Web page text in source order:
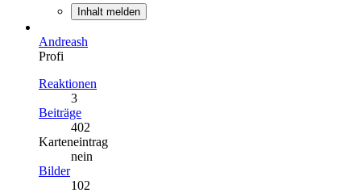
Inhalt melden
Andreash
Profi
Reaktionen
3
Beiträge
402
Karteneintrag
nein
Bilder
102